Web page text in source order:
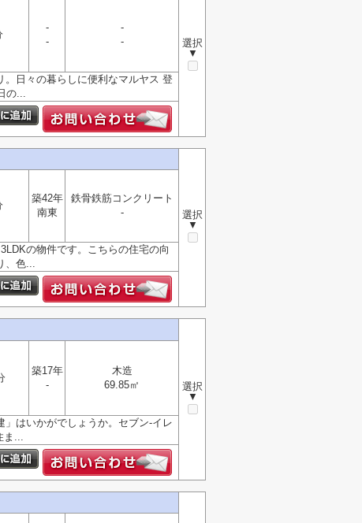
選択
▼
-
-
-
-
日々の暮らしに便利なマルヤス 登
の...
選択
▼
築42年
南東
鉄骨鉄筋コンクリート
-
の物件です。こちらの住宅の向
、色...
選択
▼
築17年
-
木造
69.85㎡
はいかがでしょうか。セブン-イレ
ま...